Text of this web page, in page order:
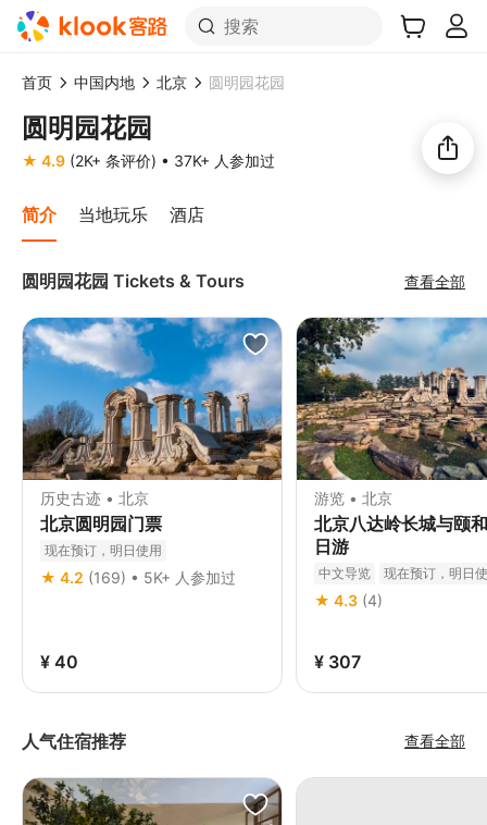
搜索
首页 中国内地 北京 圆明园花园
圆明园花园
★ 4.9 (2K+ 条评价) • 37K+ 人参加过
简介 当地玩乐 酒店
圆明园花园 Tickets & Tours 查看全部
历史古迹 • 北京
北京圆明园门票
现在预订，明日使用
★ 4.2 (169) • 5K+ 人参加过
¥ 40
游览 • 北京
北京八达岭长城与颐
日游
中文导览
现在预订，明日
免费取消
★ 4.3 (4)
¥ 307
人气住宿推荐 查看全部